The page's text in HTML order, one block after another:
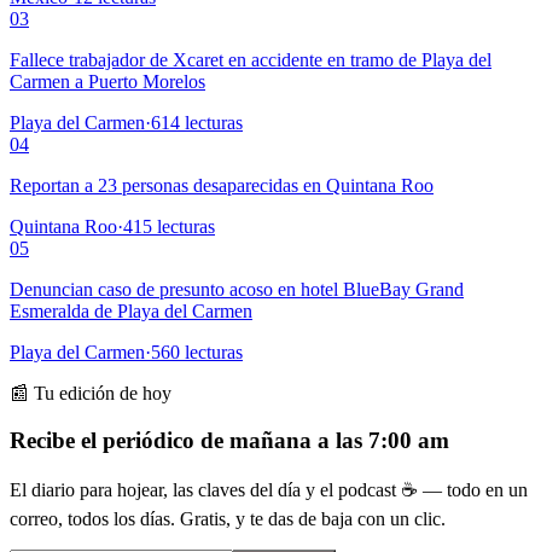
03
Fallece trabajador de Xcaret en accidente en tramo de Playa del
Carmen a Puerto Morelos
Playa del Carmen·614 lecturas
04
Reportan a 23 personas desaparecidas en Quintana Roo
Quintana Roo·415 lecturas
05
Denuncian caso de presunto acoso en hotel BlueBay Grand
Esmeralda de Playa del Carmen
Playa del Carmen·560 lecturas
📰 Tu edición de hoy
Recibe el periódico de mañana a las 7:00 am
El diario para hojear, las claves del día y el podcast ☕ — todo en un
correo, todos los días. Gratis, y te das de baja con un clic.